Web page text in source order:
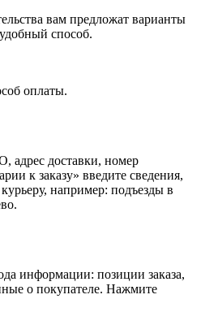
вам предложат варианты
способ.
оплаты.
адрес доставки, номер
к заказу» введите сведения,
например: подъезды в
информации: позиции заказа,
о покупателе. Нажмите